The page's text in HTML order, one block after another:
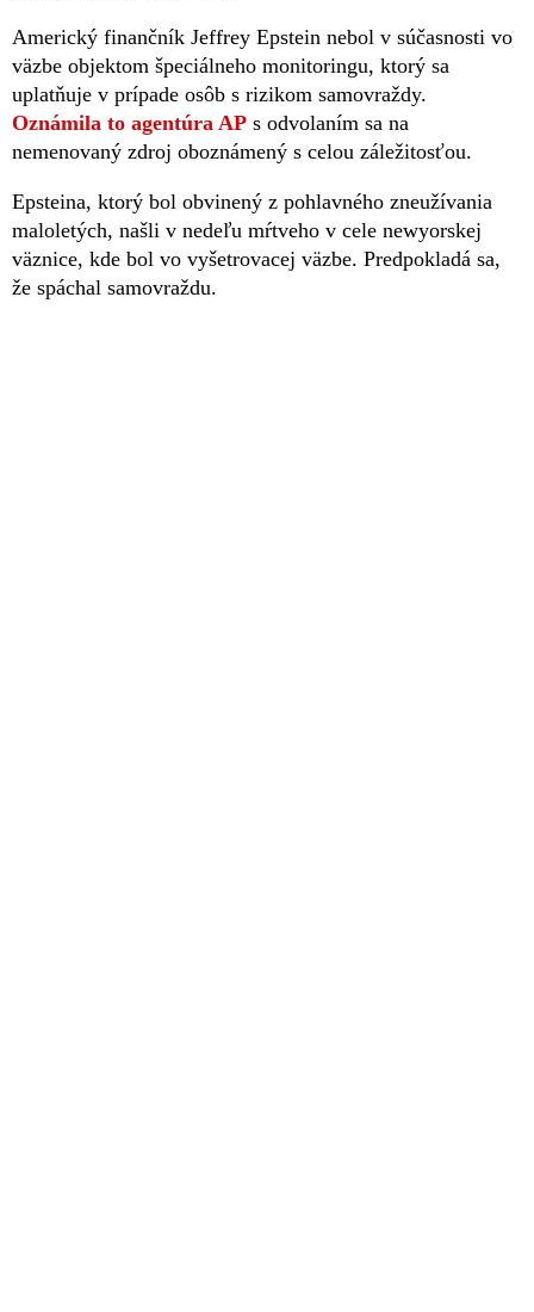
Americký finančník Jeffrey Epstein nebol v súčasnosti vo
väzbe objektom špeciálneho monitoringu, ktorý sa
uplatňuje v prípade osôb s rizikom samovraždy.
Oznámila to agentúra AP s odvolaním sa na
nemenovaný zdroj oboznámený s celou záležitosťou.
Epsteina, ktorý bol obvinený z pohlavného zneužívania
maloletých, našli v nedeľu mŕtveho v cele newyorskej
väznice, kde bol vo vyšetrovacej väzbe. Predpokladá sa,
že spáchal samovraždu.